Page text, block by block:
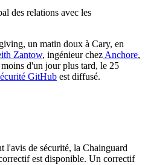
chez ChainguardVoir les postes à
des relations avec les
un matin doux à Cary, en
Zantow, ingénieur chez Anchore,
d'un jour plus tard, le 25
GitHub est diffusé.
l'avis de sécurité, la Chainguard
est disponible. Un correctif